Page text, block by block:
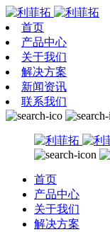
首页
产品中心
关于我们
解决方案
新闻资讯
联系我们
首页
产品中心
关于我们
解决方案